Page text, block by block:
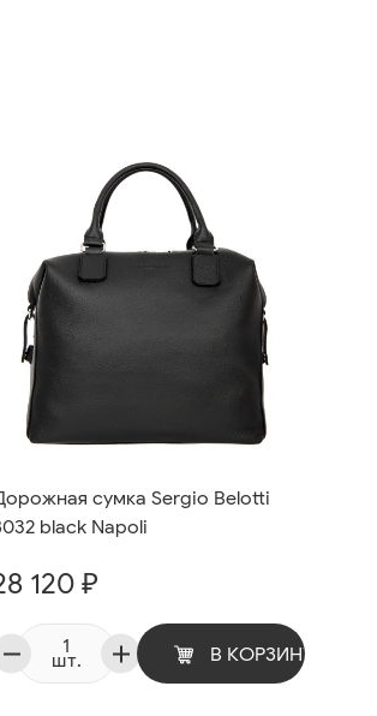
сумка Sergio Belotti
black Napoli
120 ₽
шт. В КОРЗИНУ